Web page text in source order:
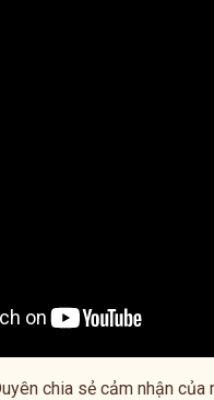
chia sẻ cảm nhận